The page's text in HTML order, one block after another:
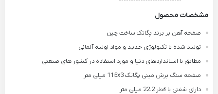
مشخصات محصول
صفحه آهن بر برند پگاتک ساخت چین
تولید شده با تکنولوژی جدید و مواد اولیه آلمانی
مطابق با استانداردهای دنیا و مورد استفاده در کشور های صنعتی
صفحه سنگ برش مینی پگاتک 115x3 میلی متر
دارای شفتی با قطر 22.2 میلی متر